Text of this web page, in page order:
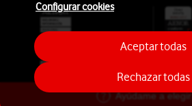
Ayúdame a elegir
Configurar cookies
Rechazar todas
Aceptar todas